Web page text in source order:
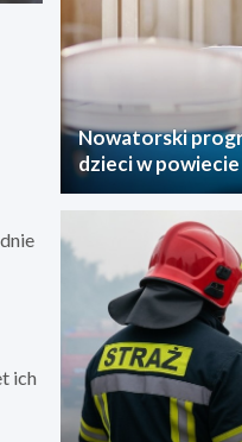
ich
Nowatorski
dzieci w